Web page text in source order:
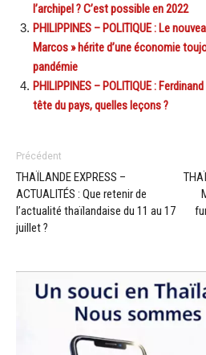
l’archipel ? C’est possible en 2022
PHILIPPINES – POLITIQUE : Le
Marcos » hérite d’une économie
pandémie
PHILIPPINES – POLITIQUE :
tête du pays, quelles leçons ?
Précédent
THAÏLANDE EXPRESS –
ACTUALITÉS : Que retenir de
l’actualité thaïlandaise du 11 au 17
juillet ?